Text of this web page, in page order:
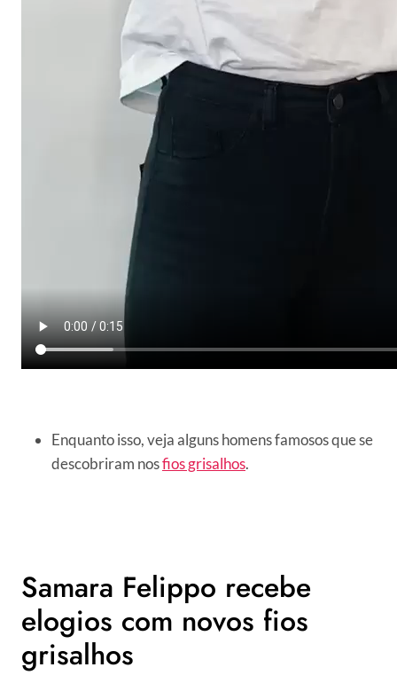
Enquanto isso, veja alguns homens famosos que se
descobriram nosfios grisalhos.
Samara Felippo recebe
elogios com novos fios
grisalhos